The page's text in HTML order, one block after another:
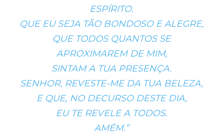
ESPÍRITO.
QUE EU SEJA TÃO BONDOSO E ALEGRE,
QUE TODOS QUANTOS SE
APROXIMAREM DE MIM,
SINTAM A TUA PRESENÇA.
SENHOR, REVESTE-ME DA TUA BELEZA,
E QUE, NO DECURSO DESTE DIA,
EU TE REVELE A TODOS.
AMÉM.”